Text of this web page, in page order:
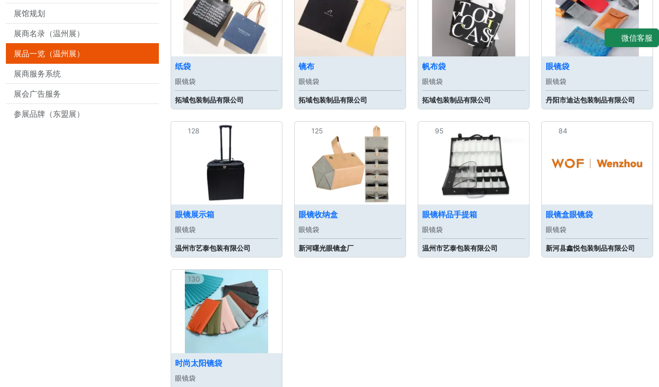
展馆规划
展商名录（温州展）
展品一览（温州展）
展商服务系统
展会广告服务
参展品牌（东盟展）
纸袋
眼镜袋
拓域包装制品有限公司
镜布
眼镜袋
拓域包装制品有限公司
帆布袋
眼镜袋
拓域包装制品有限公司
眼镜袋
眼镜袋
丹阳市迪达包装制品有限公司
128
眼镜展示箱
眼镜袋
温州市艺泰包装有限公司
125
眼镜收纳盒
眼镜袋
新河曙光眼镜盒厂
95
眼镜样品手提箱
眼镜袋
温州市艺泰包装有限公司
84
眼镜盒眼镜袋
眼镜袋
新河县鑫悦包装制品有限公司
130
时尚太阳镜袋
眼镜袋
微信客服